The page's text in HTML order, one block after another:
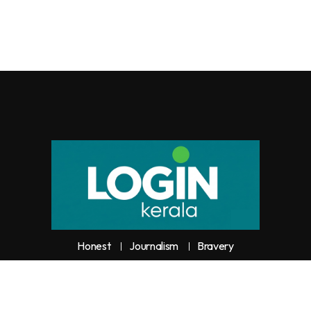
Honest Journalism Bravery